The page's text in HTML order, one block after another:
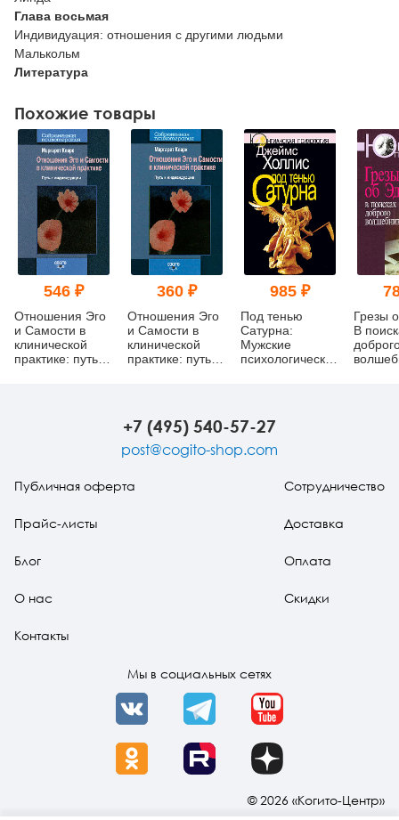
Глава восьмая
Индивидуация: отношения с другими людьми
Малькольм
Литература
Похожие товары
546 ₽
Отношения Эго
и Самости в
клинической
практике: путь к
360 ₽
Отношения Эго
и Самости в
клинической
практике: путь к
985 ₽
Под тенью
Сатурна:
Мужские
психологические
Грезы
В
+7 (495) 540-57-27
post@cogito-shop.com
Публичная оферта
Прайс-листы
Блог
О нас
Контакты
Сотрудничество
Доставка
Оплата
Скидки
Мы в социальных сетях
VK Telegram YouTube
OK Rutube Dzen
© 2026 «Когито-Центр»